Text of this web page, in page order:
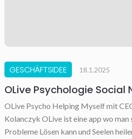
GESCHÄFTSIDEE 18.1.2025
OLive Psychologie Social
OLive Psycho Helping Myself mit
Kolanczyk OLive ist eine app wo man
Probleme Lösen kann und Seelen